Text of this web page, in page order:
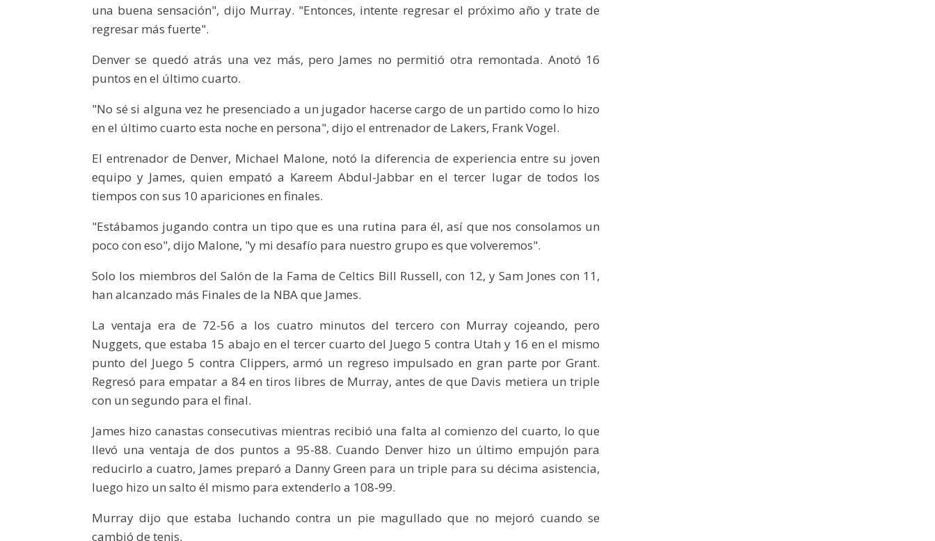
una buena sensación", dijo Murray. "Entonces, intente regresar el próximo año y trate de
regresar más fuerte".
Denver se quedó atrás una vez más, pero James no permitió otra remontada. Anotó 16
puntos en el último cuarto.
"No sé si alguna vez he presenciado a un jugador hacerse cargo de un partido como lo hizo
en el último cuarto esta noche en persona", dijo el entrenador de Lakers, Frank Vogel.
El entrenador de Denver, Michael Malone, notó la diferencia de experiencia entre su joven
equipo y James, quien empató a Kareem Abdul-Jabbar en el tercer lugar de todos los
tiempos con sus 10 apariciones en finales.
"Estábamos jugando contra un tipo que es una rutina para él, así que nos consolamos un
poco con eso", dijo Malone, "y mi desafío para nuestro grupo es que volveremos".
Solo los miembros del Salón de la Fama de Celtics Bill Russell, con 12, y Sam Jones con 11,
han alcanzado más Finales de la NBA que James.
La ventaja era de 72-56 a los cuatro minutos del tercero con Murray cojeando, pero
Nuggets, que estaba 15 abajo en el tercer cuarto del Juego 5 contra Utah y 16 en el mismo
punto del Juego 5 contra Clippers, armó un regreso impulsado en gran parte por Grant.
Regresó para empatar a 84 en tiros libres de Murray, antes de que Davis metiera un triple
con un segundo para el final.
James hizo canastas consecutivas mientras recibió una falta al comienzo del cuarto, lo que
llevó una ventaja de dos puntos a 95-88. Cuando Denver hizo un último empujón para
reducirlo a cuatro, James preparó a Danny Green para un triple para su décima asistencia,
luego hizo un salto él mismo para extenderlo a 108-99.
Murray dijo que estaba luchando contra un pie magullado que no mejoró cuando se
cambió de tenis.